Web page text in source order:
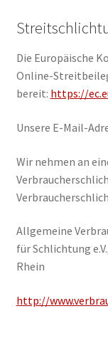
Die Europäische
Online-
bereit: https://
Unsere E-Mail-
Wir nehmen an
Allgemeine
für Schlichtung
Rhein
http://